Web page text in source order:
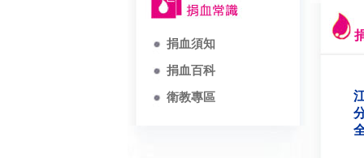
捐血須知
捐血百科
衛教專區